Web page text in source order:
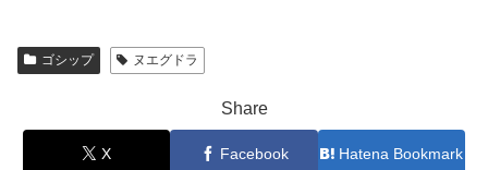
ゴシップ ヌエグドラ
Share
X Facebook Hatena Bookmark